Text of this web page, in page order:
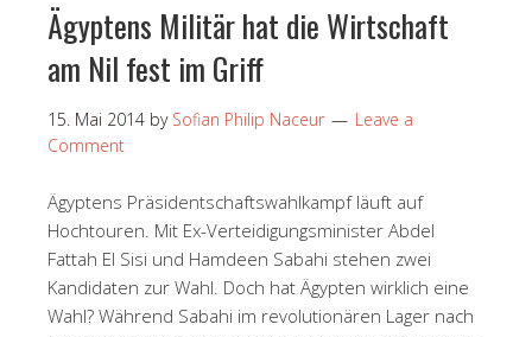
Ägyptens Militär hat die Wirtschaft
am Nil fest im Griff
15. Mai 2014 by Sofian Philip Naceur
Leave a
Comment
Ägyptens Präsidentschaftswahlkampf läuft auf
Hochtouren. Mit Ex-Verteidigungsminister Abdel
Fattah El Sisi und Hamdeen Sabahi stehen zwei
Kandidaten zur Wahl. Doch hat Ägypten wirklich eine
Wahl? Während Sabahi im revolutionären Lager nach